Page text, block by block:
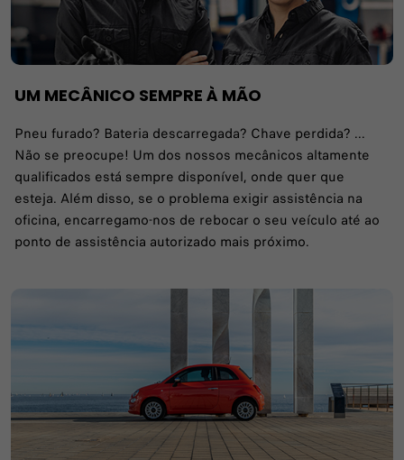
UM MECÂNICO SEMPRE À MÃO
Pneu furado? Bateria descarregada? Chave perdida? ...
Não se preocupe! Um dos nossos mecânicos altamente
qualificados está sempre disponível, onde quer que
esteja. Além disso, se o problema exigir assistência na
oficina, encarregamo-nos de rebocar o seu veículo até ao
ponto de assistência autorizado mais próximo.